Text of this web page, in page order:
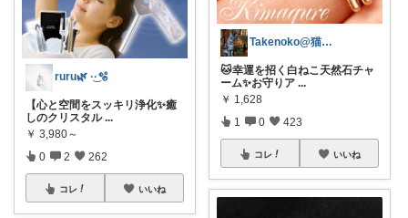
ruru🌿 ·͜·🫧
【心と空間をスッキリ浄化✨癒
しのクリスタル ...
￥ 3,980～
0 2 262
コレ いいね
Takenoko@猫関連グッズ中心です！
🐱幸運を招く白ねこ天然石チャ
ーム✨お守りア ...
￥ 1,628
1 0 423
コレ いいね